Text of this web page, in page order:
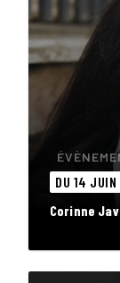
DU 14 JUIN
Corinne